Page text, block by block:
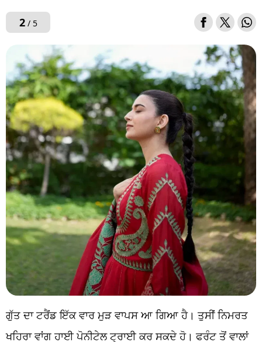
2/ 5
ਗੁੱਤ ਦਾ ਟਰੈਂਡ ਇੱਕ ਵਾਰ ਮੁੜ ਵਾਪਸ ਆ ਗਿਆ ਹੈ। ਤੁਸੀਂ ਨਿਮਰਤ
ਖਹਿਰਾ ਵਾਂਗ ਹਾਈ ਪੋਨੀਟੇਲ ਟ੍ਰਾਈ ਕਰ ਸਕਦੇ ਹੋ। ਫਰੰਟ ਤੋਂ ਵਾਲਾਂ